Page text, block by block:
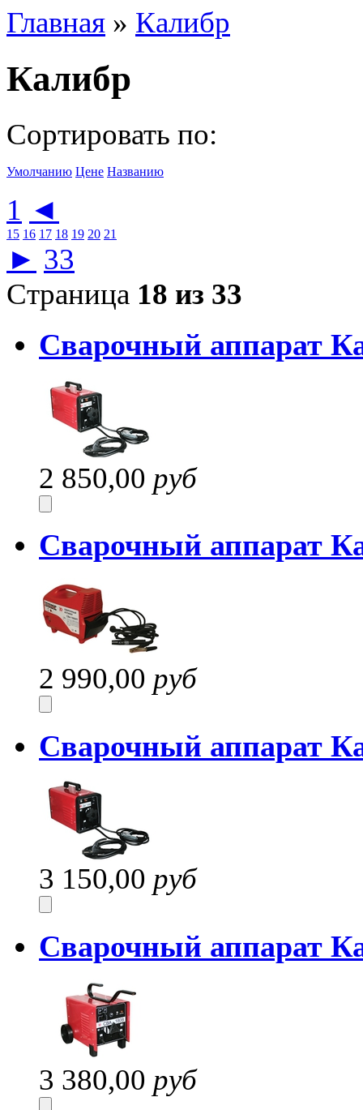
Главная » Калибр
Калибр
Сортировать по:
Умолчанию Цене Названию
1 ◄
15 16 17 18 19 20 21
► 33
Страница 18 из 33
Сварочный аппарат
2 850,00 руб
Сварочный аппарат
2 990,00 руб
Сварочный аппарат
3 150,00 руб
Сварочный аппарат
3 380,00 руб